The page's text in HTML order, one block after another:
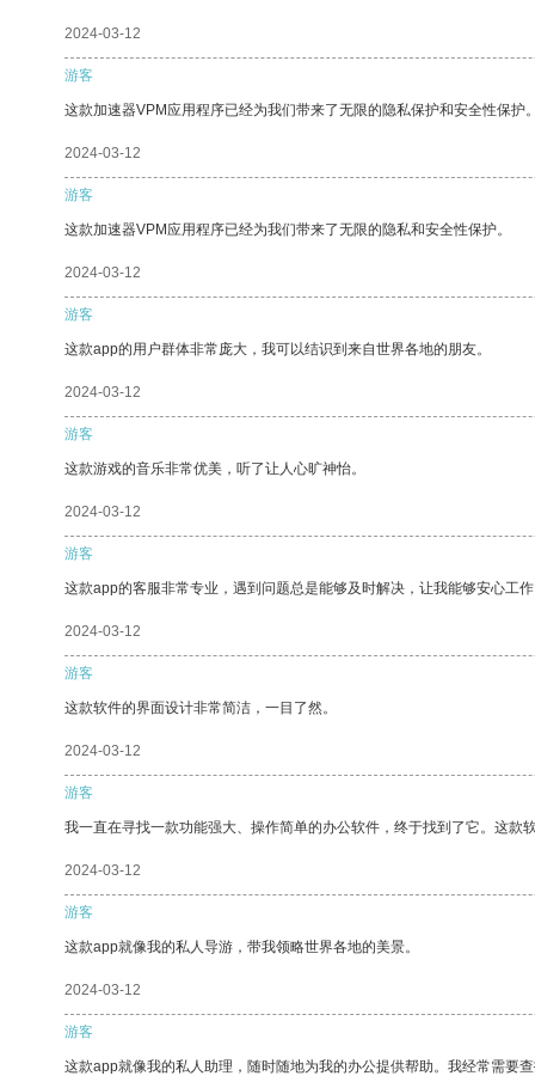
2024-03-12
游客
这款加速器VPM应用程序已经为我们带来了无限的隐私保护和安全性保护
2024-03-12
游客
这款加速器VPM应用程序已经为我们带来了无限的隐私和安全性保护。
2024-03-12
游客
这款app的用户群体非常庞大，我可以结识到来自世界各地的朋友。
2024-03-12
游客
这款游戏的音乐非常优美，听了让人心旷神怡。
2024-03-12
游客
这款app的客服非常专业，遇到问题总是能够及时解决，让我能够安心工
2024-03-12
游客
这款软件的界面设计非常简洁，一目了然。
2024-03-12
游客
我一直在寻找一款功能强大、操作简单的办公软件，终于找到了它。这
2024-03-12
游客
这款app就像我的私人导游，带我领略世界各地的美景。
2024-03-12
游客
这款app就像我的私人助理，随时随地为我的办公提供帮助。我经常需要